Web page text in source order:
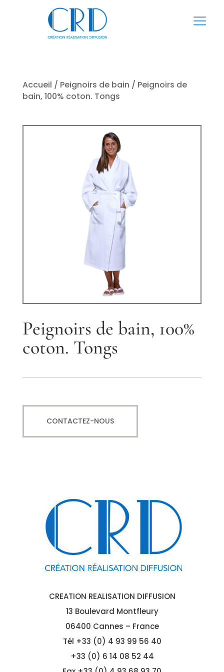
Accueil / Peignoirs de bain / Peignoirs de
bain, 100% coton. Tongs
Peignoirs de bain, 100%
coton. Tongs
CONTACTEZ-NOUS
CREATION REALISATION DIFFUSION
13 Boulevard Montfleury
06400 Cannes – France
Tél +33 (0) 4 93 99 56 40
+33 (0) 6 14 08 52 44
Panneau de gestion des cookies